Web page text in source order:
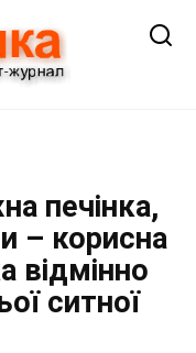
печінка,
– корисна
відмінно
ситної